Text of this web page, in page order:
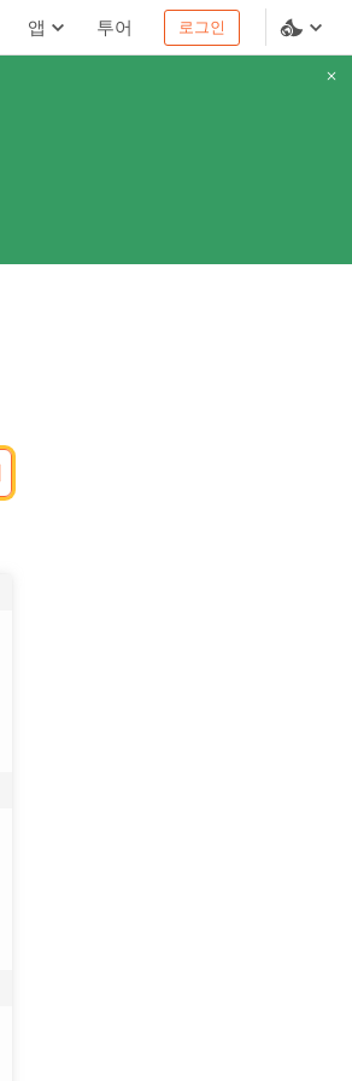
앱 투어 로그인